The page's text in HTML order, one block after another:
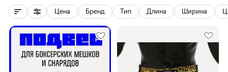
Цена Бренд Тип Длина Ширина